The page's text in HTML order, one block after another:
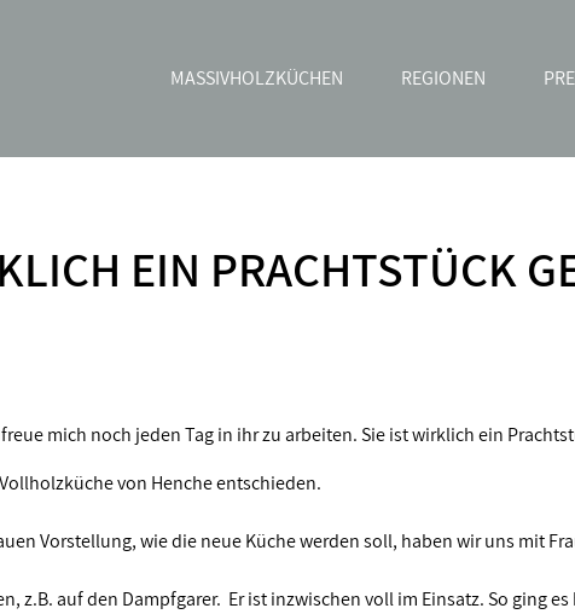
MASSIVHOLZKÜCHEN REGIONEN
EIN PRACHTSTÜCK
mich noch jeden Tag in ihr zu arbeiten. Sie ist wirklich ein
von Henche entschieden.
Vorstellung, wie die neue Küche werden soll, haben wir uns mit
z.B. auf den Dampfgarer. Er ist inzwischen voll im Einsatz. So ging